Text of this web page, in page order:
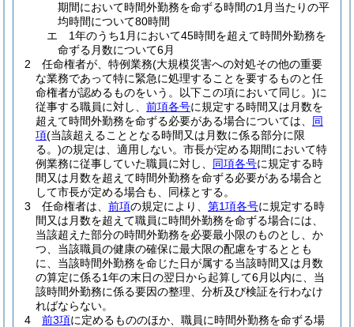
期間において時間外勤務を命ずる時間の1月当たりの平
均時間について80時間
エ
1年のうち1月において45時間を超えて時間外勤務を
命ずる月数について6月
2
任命権者が、特例業務(大規模災害への対処その他の重要
な業務であって特に緊急に処理することを要するものと任
命権者が認めるものをいう。以下この項において同じ。)に
従事する職員に対し、 前項各号に規定する時間又は月数を
超えて時間外勤務を命ずる必要がある場合については、 同
項(当該超えることとなる時間又は月数に係る部分に限
る。)の規定は、適用しない。 市長が定める期間において特
例業務に従事していた職員に対し、 同項各号に規定する時
間又は月数を超えて時間外勤務を命ずる必要がある場合と
して市長が定める場合も、同様とする。
3
任命権者は、 前項の規定により、 第1項各号に規定する時
間又は月数を超えて職員に時間外勤務を命ずる場合には、
当該超えた部分の時間外勤務を必要最小限のものとし、か
つ、当該職員の健康の確保に最大限の配慮をするととも
に、当該時間外勤務を命じた日が属する当該時間又は月数
の算定に係る1年の末日の翌日から起算して6月以内に、当
該時間外勤務に係る要因の整理、分析及び検証を行わなけ
ればならない。
4
前3項に定めるもののほか、職員に時間外勤務を命ずる場